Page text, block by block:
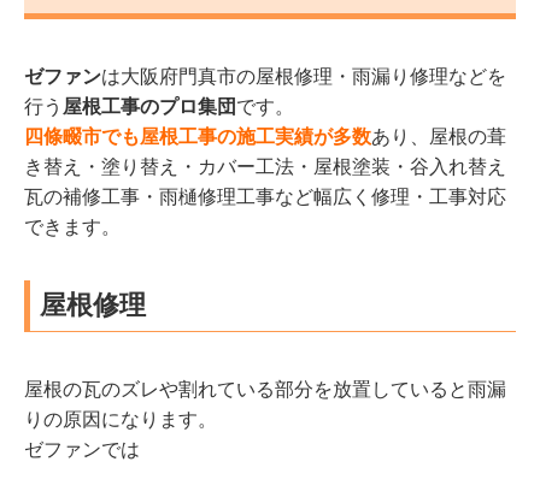
ゼファンは大阪府門真市の屋根修理・雨漏り修理などを
行う 屋根工事のプロ集団 です。
四條畷市でも屋根工事の施工実績が多数あり、屋根の葺
き替え・塗り替え・カバー工法・屋根塗装・谷入れ替え
瓦の補修工事・雨樋修理工事など幅広く修理・工事対応
できます。
屋根修理
屋根の瓦のズレや割れている部分を放置していると雨漏
りの原因になります。
ゼファンでは